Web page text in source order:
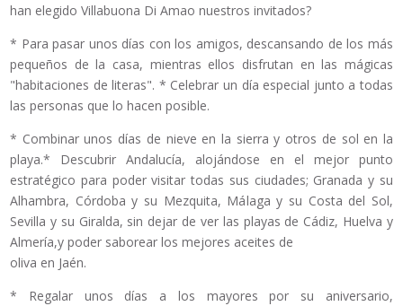
han elegido Villabuona Di Amao nuestros invitados?
* Para pasar unos días con los amigos, descansando de los más
pequeños de la casa, mientras ellos disfrutan en las mágicas
"habitaciones de literas". * Celebrar un día especial junto a todas
las personas que lo hacen posible.
* Combinar unos días de nieve en la sierra y otros de sol en la
playa.* Descubrir Andalucía, alojándose en el mejor punto
estratégico para poder visitar todas sus ciudades; Granada y su
Alhambra, Córdoba y su Mezquita, Málaga y su Costa del Sol,
Sevilla y su Giralda, sin dejar de ver las playas de Cádiz, Huelva y
Almería,y poder saborear los mejores aceites de
oliva en Jaén.
* Regalar unos días a los mayores por su aniversario,